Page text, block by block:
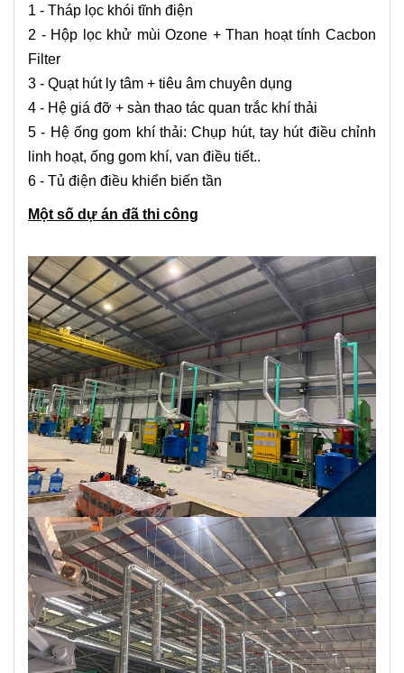
1 - Tháp lọc khói tĩnh điện
2 - Hộp lọc khử mùi Ozone + Than hoạt tính Cacbon
Filter
3 - Quạt hút ly tâm + tiêu âm chuyên dụng
4 - Hệ giá đỡ + sàn thao tác quan trắc khí thải
5 - Hệ ống gom khí thải: Chụp hút, tay hút điều chỉnh
linh hoạt, ống gom khí, van điều tiết..
6 - Tủ điện điều khiển biến tần
Một số dự án đã thi công